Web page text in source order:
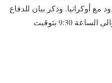
أوكرانيا. وذكر بيان للدفاع
الروسية اليوم /الثلاثاء/ أنه في حوالي الساعة 9:30 بتوقيت